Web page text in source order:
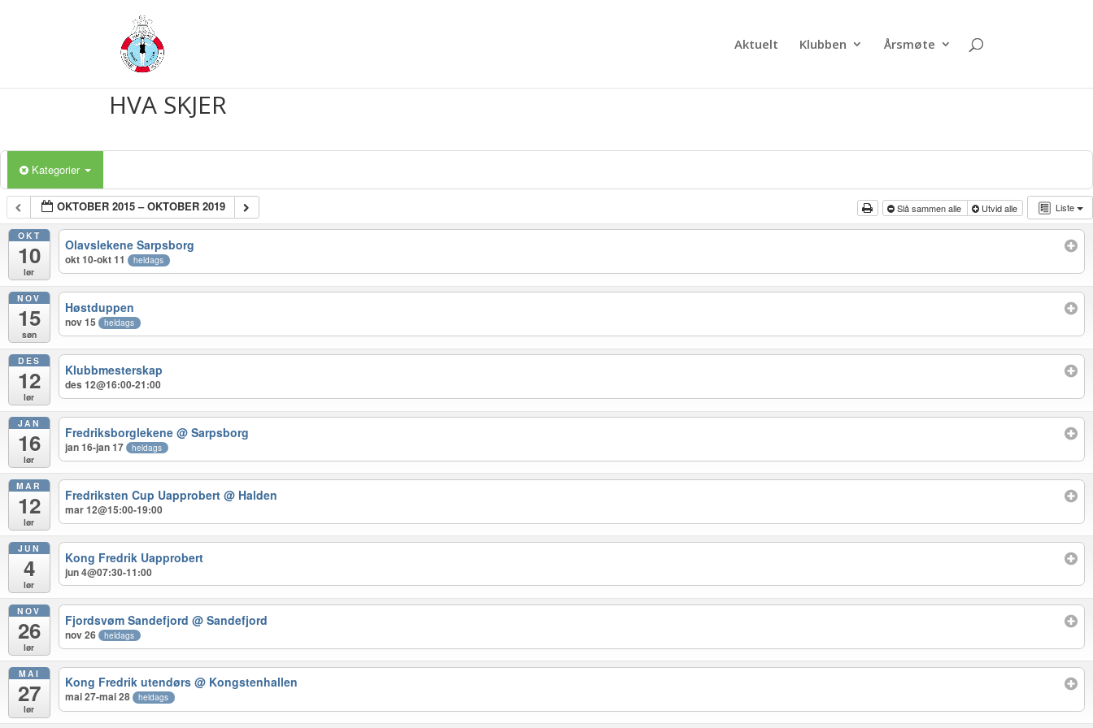
Aktuelt Klubben Årsmøte
HVA SKJER
Kategorier
Liste
OKTOBER 2015 – OKTOBER 2019 Slå sammen alle Utvid alle
OKT
10
lør
Olavslekene Sarpsborg
okt 10-okt 11 heldags
NOV
15
søn
Høstduppen
nov 15 heldags
DES
12
lør
Klubbmesterskap
des 12@16:00-21:00
JAN
16
lør
Fredriksborglekene@ Sarpsborg
jan 16-jan 17 heldags
MAR
12
lør
Fredriksten Cup Uapprobert@ Halden
mar 12@15:00-19:00
JUN
4
lør
Kong Fredrik Uapprobert
jun 4@07:30-11:00
NOV
26
lør
Fjordsvøm Sandefjord@ Sandefjord
nov 26 heldags
MAI
27
lør
Kong Fredrik utendørs@ Kongstenhallen
mai 27-mai 28 heldags